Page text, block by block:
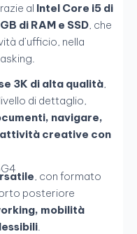
al Intel Core i5 di
di RAM e SSD, che
d’ufficio, nella
3K di alta qualità,
di dettaglio,
navigare,
creative con
, con formato
posteriore
mobilità
.